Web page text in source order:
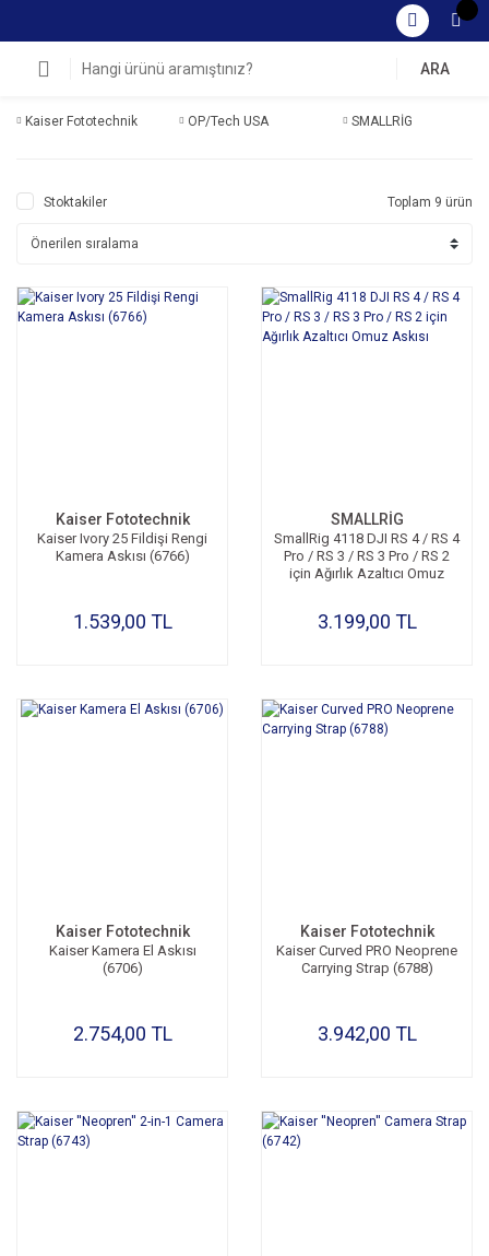
ARA
Kaiser Fototechnik OP/Tech USA SMALLRİG
Stoktakiler Toplam 9 ürün
Kaiser Fototechnik
Kaiser Ivory 25 Fildişi Rengi
Kamera Askısı (6766)
1.539,00 TL
SMALLRİG
SmallRig 4118 DJI RS 4 / RS 4
Pro / RS 3 / RS 3 Pro / RS 2
için Ağırlık Azaltıcı Omuz
3.199,00 TL
Kaiser Fototechnik
Kaiser Kamera El Askısı
(6706)
2.754,00 TL
Kaiser Fototechnik
Kaiser Curved PRO Neoprene
Carrying Strap (6788)
3.942,00 TL